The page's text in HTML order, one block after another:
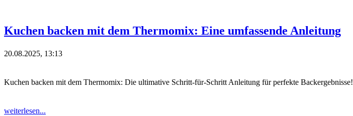
Kuchen backen mit dem Thermomix: Eine umfassende Anleitung
20.08.2025, 13:13
Kuchen backen mit dem Thermomix: Die ultimative Schritt-für-Schritt Anleitung für perfekte Backergebnisse!
weiterlesen...